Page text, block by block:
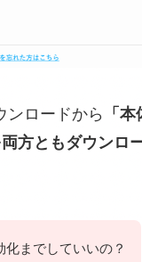
ンロードから
「
両方ともダウンロ
化までしていいの？